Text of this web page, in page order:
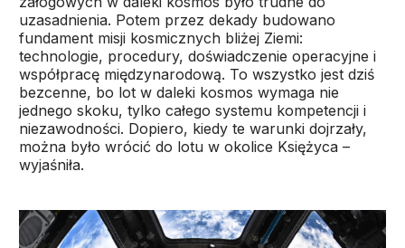
uzasadnienia. Potem przez dekady budowano
fundament misji kosmicznych bliżej Ziemi:
technologie, procedury, doświadczenie operacyjne i
współpracę międzynarodową. To wszystko jest dziś
bezcenne, bo lot w daleki kosmos wymaga nie
jednego skoku, tylko całego systemu kompetencji i
niezawodności. Dopiero, kiedy te warunki dojrzały,
można było wrócić do lotu w okolice Księżyca –
wyjaśniła.